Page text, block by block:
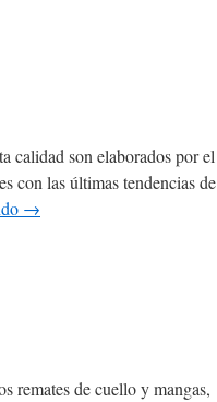
calidad son elaborados por el
con las últimas tendencias de
→
remates de cuello y mangas,